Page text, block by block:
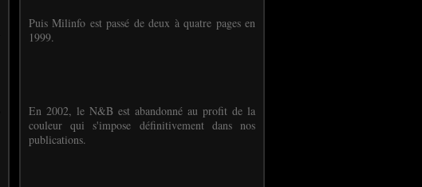
Puis Milinfo est passé de deux à quatre pages en
1999.
En 2002, le N&B est abandonné au profit de la
couleur qui s'impose définitivement dans nos
publications.